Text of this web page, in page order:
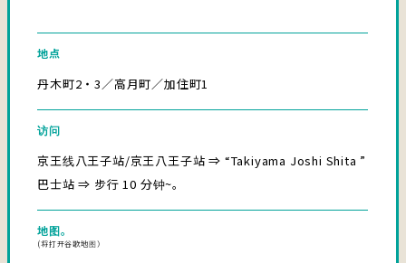
地点
丹木町2・3／高月町／加住町1
访问
京王线八王子站/京王八王子站 ⇒ “Takiyama Joshi Shita ”
巴士站 ⇒ 步行 10 分钟~。
地图。
(将打开谷歌地图）